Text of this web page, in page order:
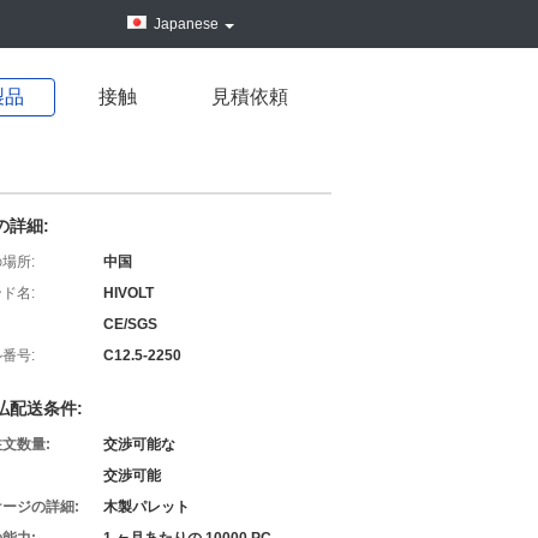
Japanese
品 接触 見積依頼
詳細:
所:
中国
名:
HIVOLT
CE/SGS
号:
C12.5-2250
配送条件:
数量:
交渉可能な
交渉可能
ジの詳細:
木製パレット